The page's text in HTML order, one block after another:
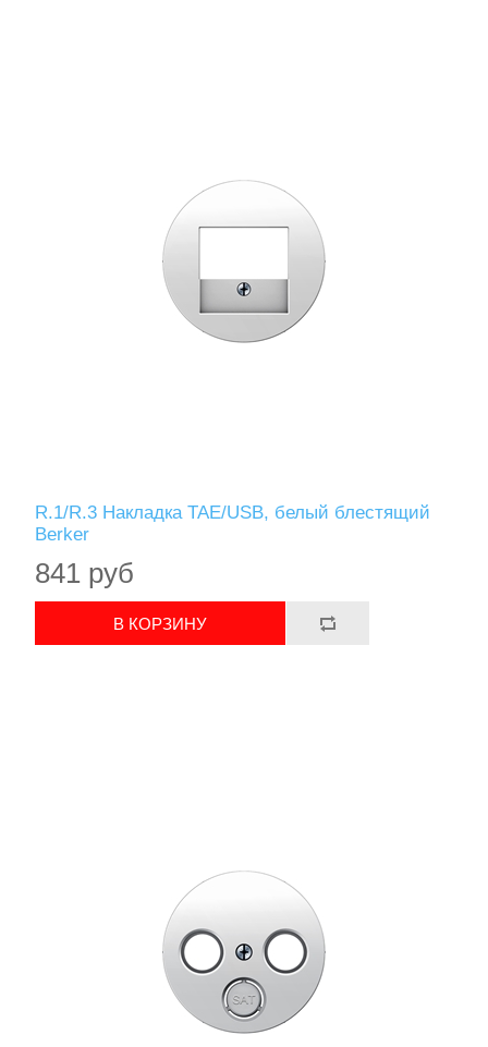
R.1/R.3 Накладка TAE/USB, белый блестящий
Berker
841 руб